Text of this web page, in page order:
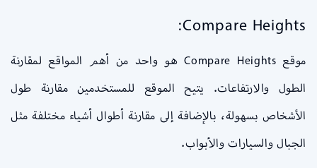
Compare Heights:
موقع Compare Heights هو واحد من أهم المواقع لمقارنة
الطول والارتفاعات. يتيح الموقع للمستخدمين مقارنة طول
الأشخاص بسهولة، بالإضافة إلى مقارنة أطوال أشياء مختلفة مثل
الجبال والسيارات والأبواب.